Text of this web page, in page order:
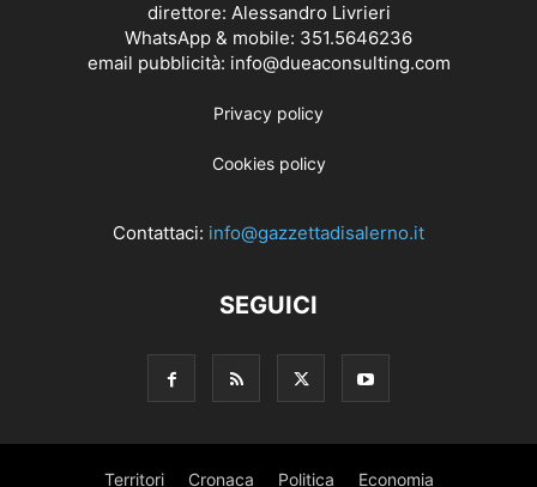
direttore: Alessandro Livrieri
WhatsApp & mobile: 351.5646236
email pubblicità: info@dueaconsulting.com
Privacy policy
Cookies policy
Contattaci: info@gazzettadisalerno.it
SEGUICI
Territori Cronaca Politica Economia